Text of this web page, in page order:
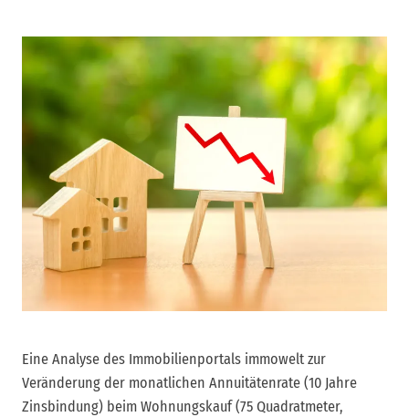
Eine Analyse des Immobilienportals immowelt zur
Veränderung der monatlichen Annuitätenrate (10 Jahre
Zinsbindung) beim Wohnungskauf (75 Quadratmeter,